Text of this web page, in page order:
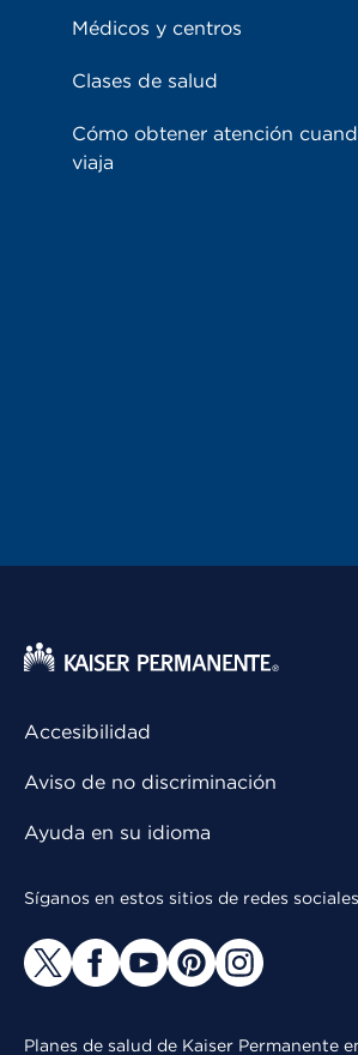
Médicos y centros
Clases de salud
Cómo obtener atención
viaja
Accesibilidad
Aviso de no discriminación
Ayuda en su idioma
Síganos en estos sitios de redes
Planes de salud de Kaiser Permanente